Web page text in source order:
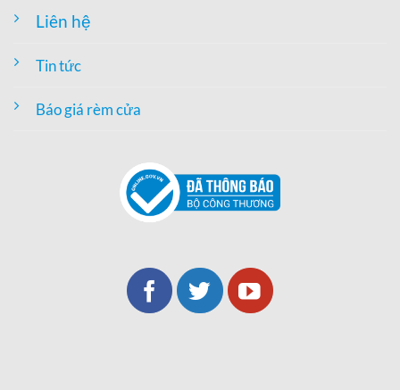
Liên hệ
Tin tức
Báo giá rèm cửa